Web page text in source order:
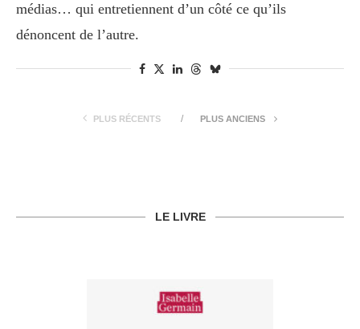
médias… qui entretiennent d’un côté ce qu’ils
dénoncent de l’autre.
PLUS RÉCENTS PLUS ANCIENS
LE LIVRE